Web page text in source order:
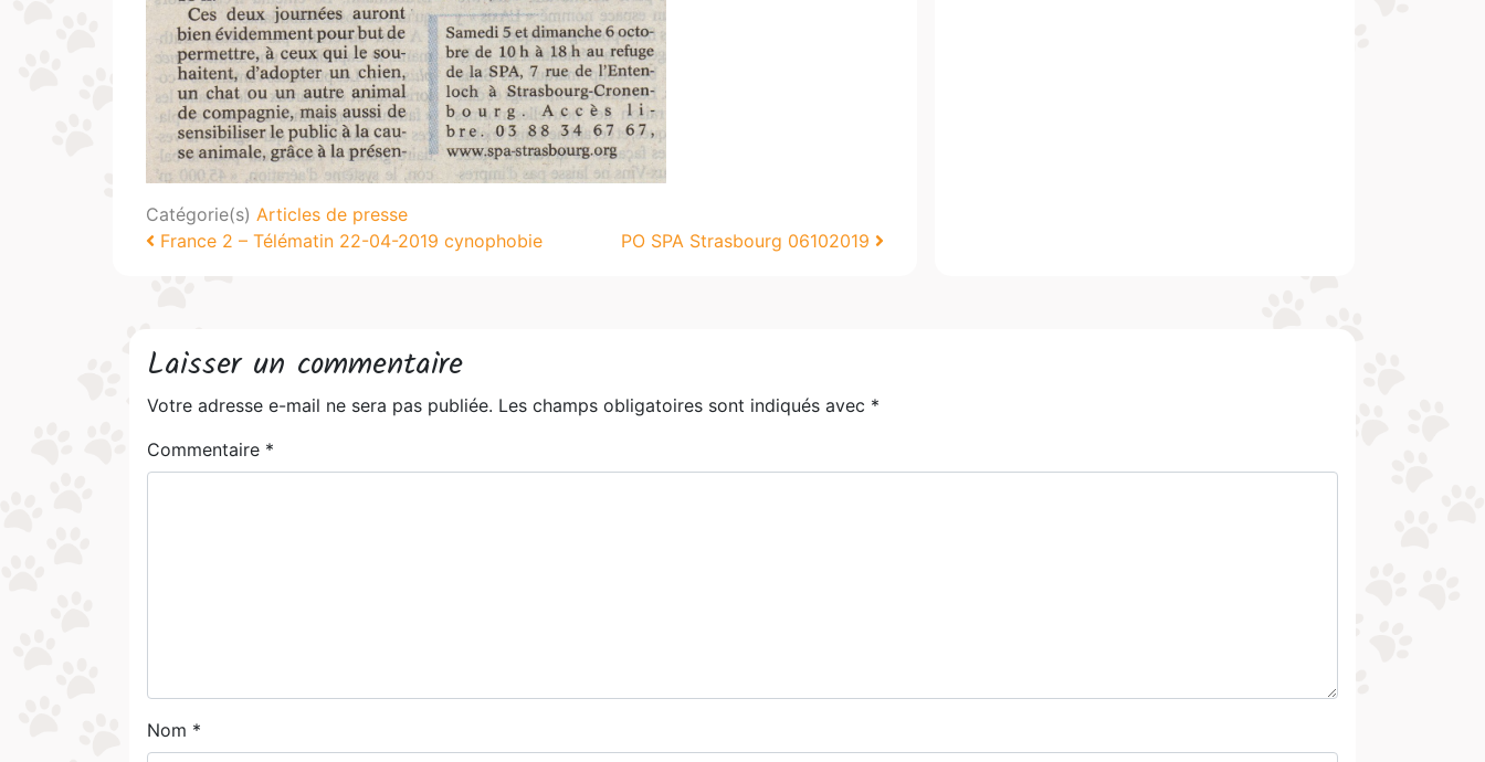
Catégorie(s) Articles de presse
Navigation
France 2 – Télématin 22-04-2019 cynophobie PO SPA Strasbourg 06102019
Laisser un commentaire
Votre adresse e-mail ne sera pas publiée. Les champs obligatoires sont indiqués avec *
Commentaire *
Nom *